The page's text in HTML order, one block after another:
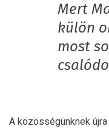
Mert
külön
most
A közösségünknek